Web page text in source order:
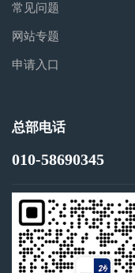
常见问题
网站专题
申请入口
总部电话
010-58690345